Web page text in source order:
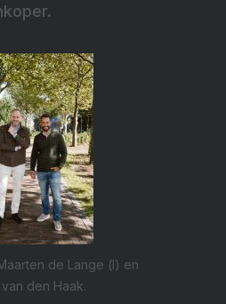
de Lange (l) en
den Haak.